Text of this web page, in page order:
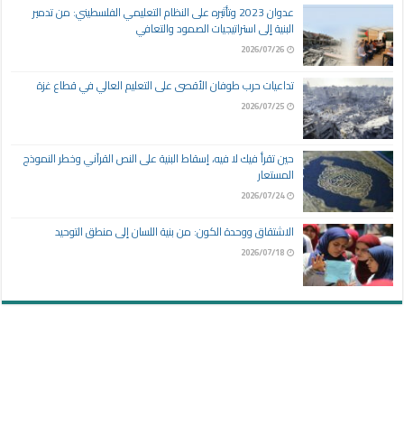
عدوان 2023 وتأثيره على النظام التعليمي الفلسطيني: من تدمير
البنية إلى استراتيجيات الصمود والتعافي
2026/07/26
تداعيات حرب طوفان الأقصى على التعليم العالي في قطاع غزة
2026/07/25
حين تقرأ فيك لا فيه، إسقاط البنية على النص القرآني وخطر النموذج
المستعار
2026/07/24
الاشتقاق ووحدة الكون: من بنية اللسان إلى منطق التوحيد
2026/07/18